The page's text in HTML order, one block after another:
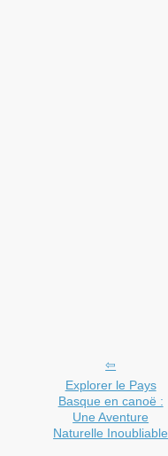
Explorer le Pays
Basque en canoë :
Une Aventure
Naturelle Inoubliable